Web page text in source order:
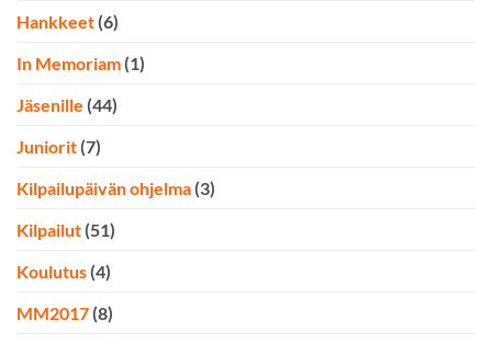
Hankkeet (6)
In Memoriam (1)
Jäsenille (44)
Juniorit (7)
Kilpailupäivän ohjelma (3)
Kilpailut (51)
Koulutus (4)
MM2017 (8)